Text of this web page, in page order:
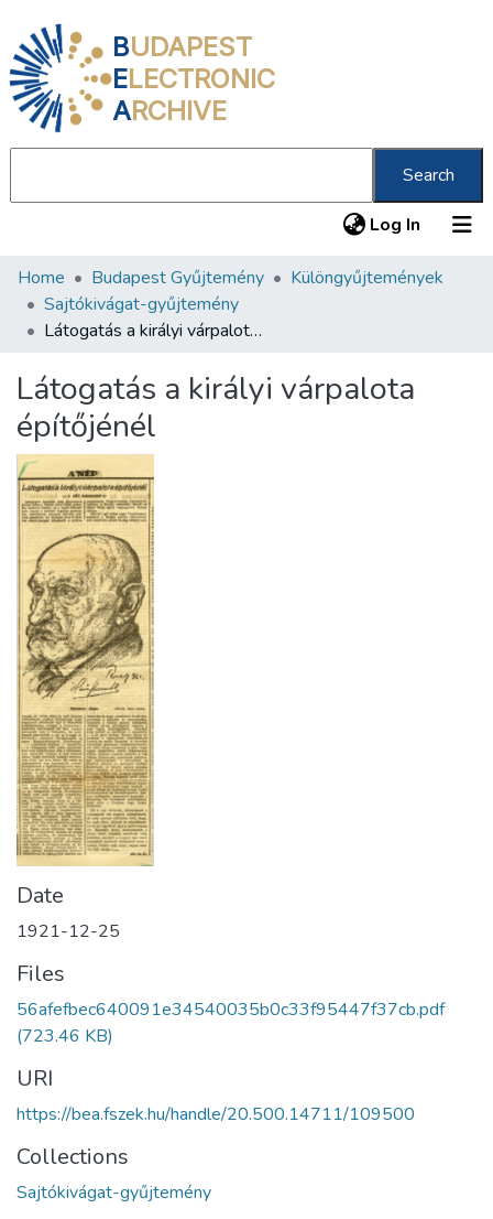
BUDAPEST
ELECTRONIC
ARCHIVE
Search
Log In (current)
Communities & Collections
All of DSpace
About us
Home Budapest Gyűjtemény
Különgyűjtemények
Sajtókivágat-gyűjtemény
Látogatás a királyi várpalota építőjénél
Látogatás a királyi várpalota
építőjénél
Date
1921-12-25
Files
56afefbec640091e34540035b0c33f95447f37cb.pdf
(723.46 KB)
URI
https://bea.fszek.hu/handle/20.500.14711/109500
Collections
Sajtókivágat-gyűjtemény